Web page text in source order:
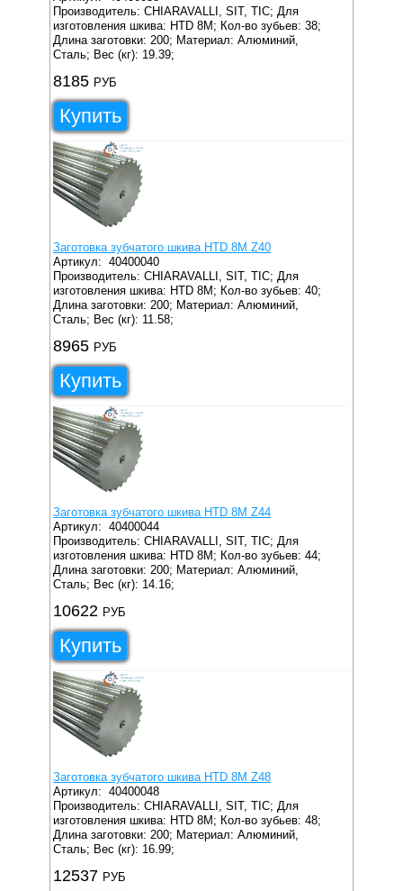
Производитель: CHIARAVALLI, SIT, TIC; Для
изготовления шкива: HTD 8M; Кол-во зубьев: 38;
Длина заготовки: 200; Материал: Алюминий,
Сталь; Вес (кг): 19.39;
8185 РУБ
Купить
Заготовка зубчатого шкива HTD 8M Z40
Артикул:40400040
Производитель: CHIARAVALLI, SIT, TIC; Для
изготовления шкива: HTD 8M; Кол-во зубьев: 40;
Длина заготовки: 200; Материал: Алюминий,
Сталь; Вес (кг): 11.58;
8965 РУБ
Купить
Заготовка зубчатого шкива HTD 8M Z44
Артикул:40400044
Производитель: CHIARAVALLI, SIT, TIC; Для
изготовления шкива: HTD 8M; Кол-во зубьев: 44;
Длина заготовки: 200; Материал: Алюминий,
Сталь; Вес (кг): 14.16;
10622 РУБ
Купить
Заготовка зубчатого шкива HTD 8M Z48
Артикул:40400048
Производитель: CHIARAVALLI, SIT, TIC; Для
изготовления шкива: HTD 8M; Кол-во зубьев: 48;
Длина заготовки: 200; Материал: Алюминий,
Сталь; Вес (кг): 16.99;
12537 РУБ